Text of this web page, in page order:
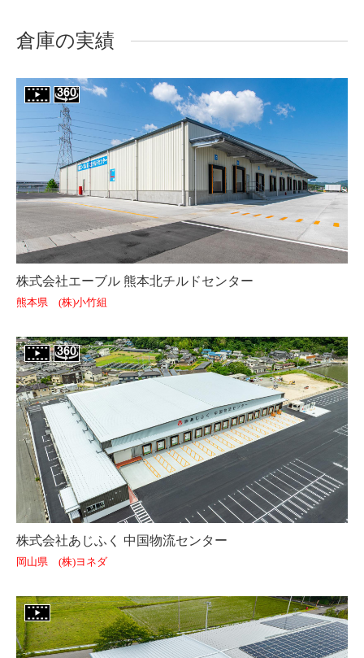
倉庫の実績
株式会社エーブル 熊本北チルドセンター
熊本県 (株)小竹組
株式会社あじふく 中国物流センター
岡山県 (株)ヨネダ